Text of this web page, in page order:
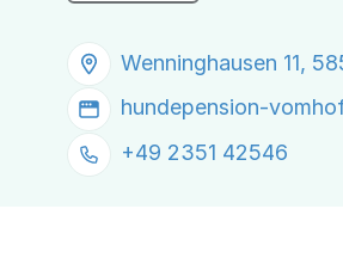
Wenninghausen 11,
hundepension-
+49 2351 42546